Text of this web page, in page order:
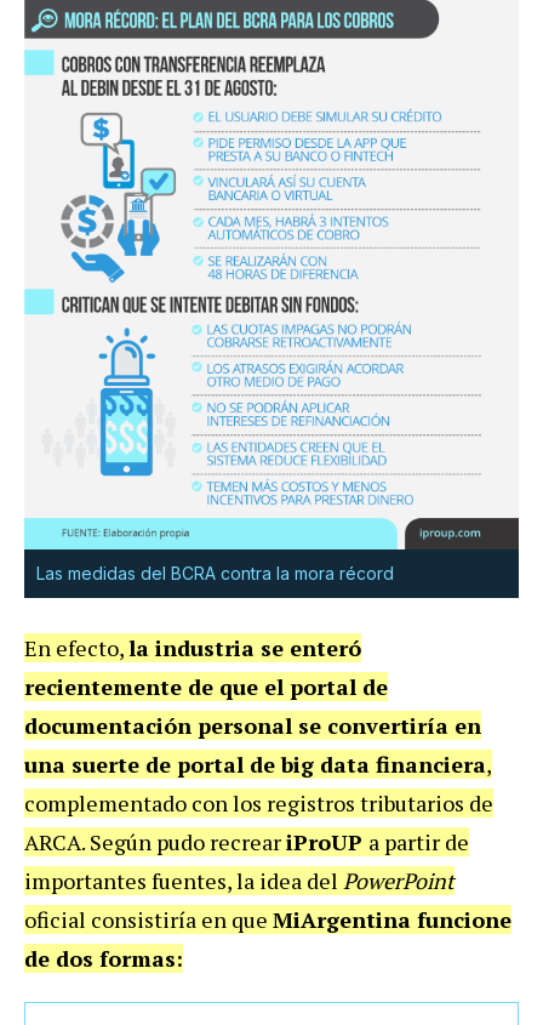
Las medidas del BCRA contra la mora récord
En efecto,la industria se enteró
recientemente de que el portal de
documentación personal se convertiría en
una suerte de portal de big data financiera,
complementado con los registros tributarios de
ARCA. Según pudo recreariProUP a partir de
importantes fuentes, la idea del PowerPoint
oficial consistiría en que MiArgentina funcione
de dos formas: